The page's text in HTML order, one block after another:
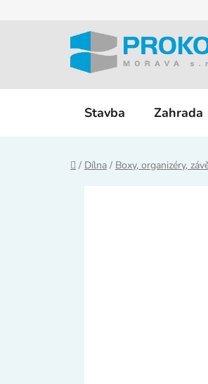
Stavba Zahrada
Domů
/ Dílna / Boxy, organizéry,